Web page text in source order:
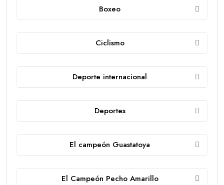
Boxeo
Ciclismo
Deporte internacional
Deportes
El campeón Guastatoya
El Campeón Pecho Amarillo